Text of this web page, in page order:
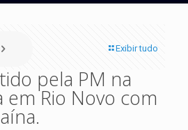
Exibir tudo
pela PM na
Rio Novo com